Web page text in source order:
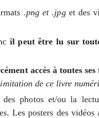
.png et .jpget des
il peut être lu sur
accès à toutes
de ce livre
photos et/ou la
Les posters des